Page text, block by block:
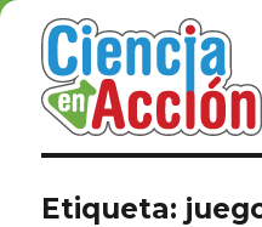
Etiqueta: